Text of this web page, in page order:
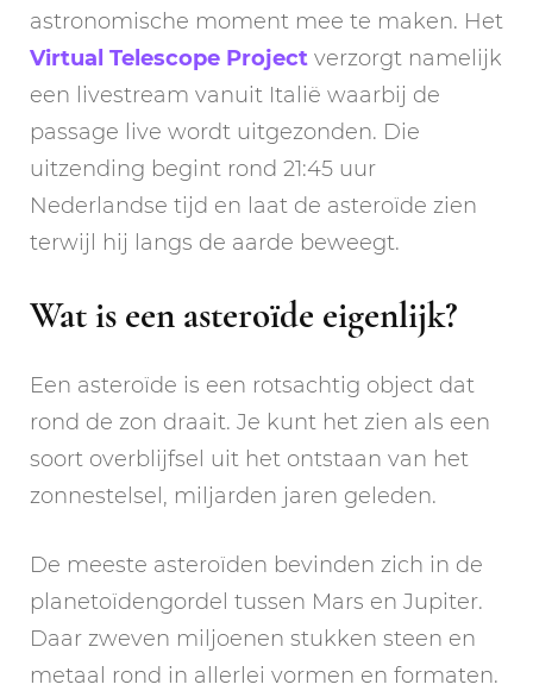
astronomische moment mee te maken. Het
Virtual Telescope Project verzorgt namelijk
een livestream vanuit Italië waarbij de
passage live wordt uitgezonden. Die
uitzending begint rond 21:45 uur
Nederlandse tijd en laat de asteroïde zien
terwijl hij langs de aarde beweegt.
Wat is een asteroïde eigenlijk?
Een asteroïde is een rotsachtig object dat
rond de zon draait. Je kunt het zien als een
soort overblijfsel uit het ontstaan van het
zonnestelsel, miljarden jaren geleden.
De meeste asteroïden bevinden zich in de
planetoïdengordel tussen Mars en Jupiter.
Daar zweven miljoenen stukken steen en
metaal rond in allerlei vormen en formaten.